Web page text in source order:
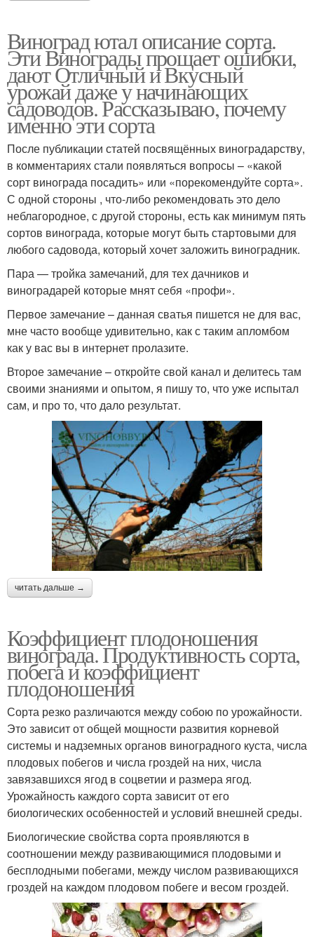
Виноград ютал описание сорта.
Эти Винограды прощает ошибки,
дают Отличный и Вкусный
урожай даже у начинающих
садоводов. Рассказываю, почему
именно эти сорта
После публикации статей посвящённых виноградарству,
в комментариях стали появляться вопросы – «какой
сорт винограда посадить» или «порекомендуйте сорта».
С одной стороны , что-либо рекомендовать это дело
неблагородное, с другой стороны, есть как минимум пять
сортов винограда, которые могут быть стартовыми для
любого садовода, который хочет заложить виноградник.
Пара — тройка замечаний, для тех дачников и
виноградарей которые мнят себя «профи».
Первое замечание – данная сватья пишется не для вас,
мне часто вообще удивительно, как с таким апломбом
как у вас вы в интернет пролазите.
Второе замечание – откройте свой канал и делитесь там
своими знаниями и опытом, я пишу то, что уже испытал
сам, и про то, что дало результат.
читать дальше →
Коэффициент плодоношения
винограда. Продуктивность сорта,
побега и коэффициент
плодоношения
Сорта резко различаются между собою по урожайности.
Это зависит от общей мощности развития корневой
системы и надземных органов виноградного куста, числа
плодовых побегов и числа гроздей на них, числа
завязавшихся ягод в соцветии и размера ягод.
Урожайность каждого сорта зависит от его
биологических особенностей и условий внешней среды.
Биологические свойства сорта проявляются в
соотношении между развивающимися плодовыми и
бесплодными побегами, между числом развивающихся
гроздей на каждом плодовом побеге и весом гроздей.